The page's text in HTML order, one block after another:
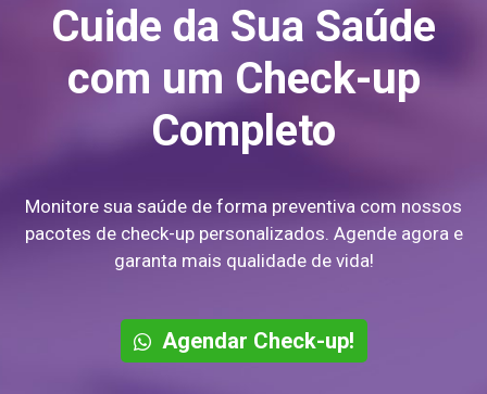
Cuide da Sua Saúde
com um Check-up
Completo
Monitore sua saúde de forma preventiva com nossos
pacotes de check-up personalizados. Agende agora e
garanta mais qualidade de vida!
Agendar Check-up!